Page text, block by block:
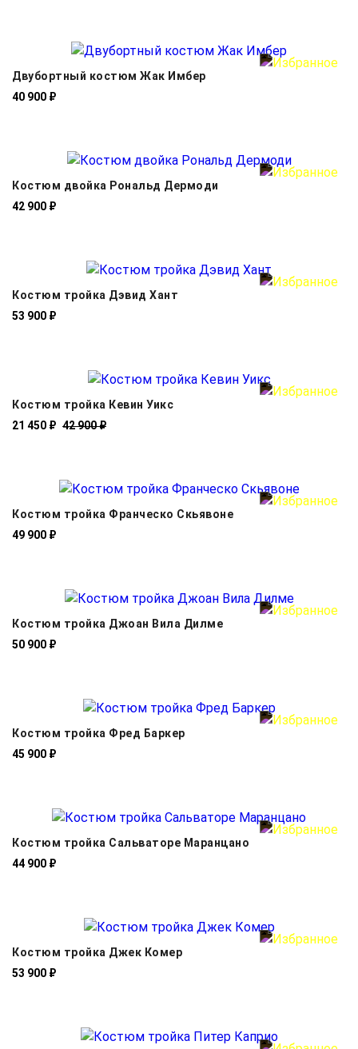
Двубортный костюм Жак Имбер
40 900 ₽
Костюм двойка Рональд Дермоди
42 900 ₽
Костюм тройка Дэвид Хант
53 900 ₽
Костюм тройка Кевин Уикс
21 450 ₽ 42 900 ₽
Костюм тройка Франческо Скьявоне
49 900 ₽
Костюм тройка Джоан Вила Дилме
50 900 ₽
Костюм тройка Фред Баркер
45 900 ₽
Костюм тройка Сальваторе Маранцано
44 900 ₽
Костюм тройка Джек Комер
53 900 ₽